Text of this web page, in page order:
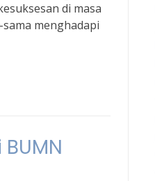
di masa
menghadapi